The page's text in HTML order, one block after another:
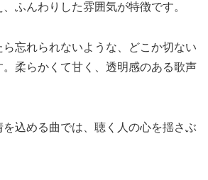
ふんわりした雰囲気が特徴です。
忘れられないような、どこか切ない
柔らかくて甘く、透明感のある歌声
込める曲では、聴く人の心を揺さぶ